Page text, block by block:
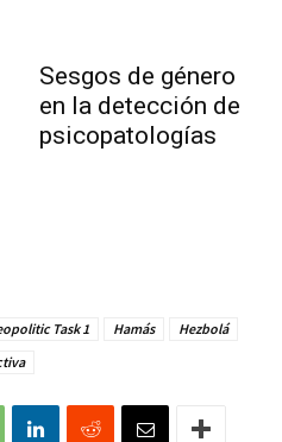
Sesgos de género
en la detección de
psicopatologías
Task 1 Hamás
Hezbolá